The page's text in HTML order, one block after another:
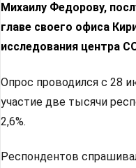
Михаилу Федорову,
главе своего офиса
исследования центра
Опрос проводился с 28
участие две тысячи
2,6%.
Респондентов